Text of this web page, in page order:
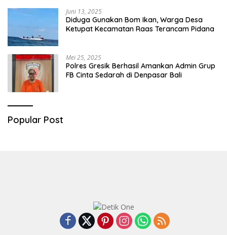
Juni 13, 2025
Diduga Gunakan Bom Ikan, Warga Desa
Ketupat Kecamatan Raas Terancam Pidana
Mei 25, 2025
Polres Gresik Berhasil Amankan Admin Grup
FB Cinta Sedarah di Denpasar Bali
Popular Post